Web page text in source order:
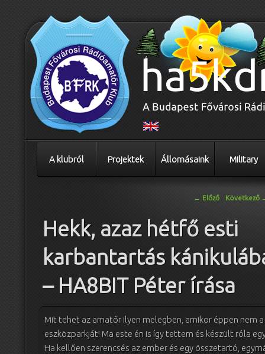
A klubról Projektek Állomásaink Military
← Előző Következő
Hekk, azaz hétfő esti
karbantartás
– HA8BIT Péter írása
Mit tehet az amatőr ilyen melegben, amikor éppen nem
eszközparkját! Ma este én is így tettem és készült róla
Ha kellően szerencsés az ember és egy összetartó,